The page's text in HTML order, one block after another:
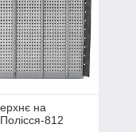
на
812